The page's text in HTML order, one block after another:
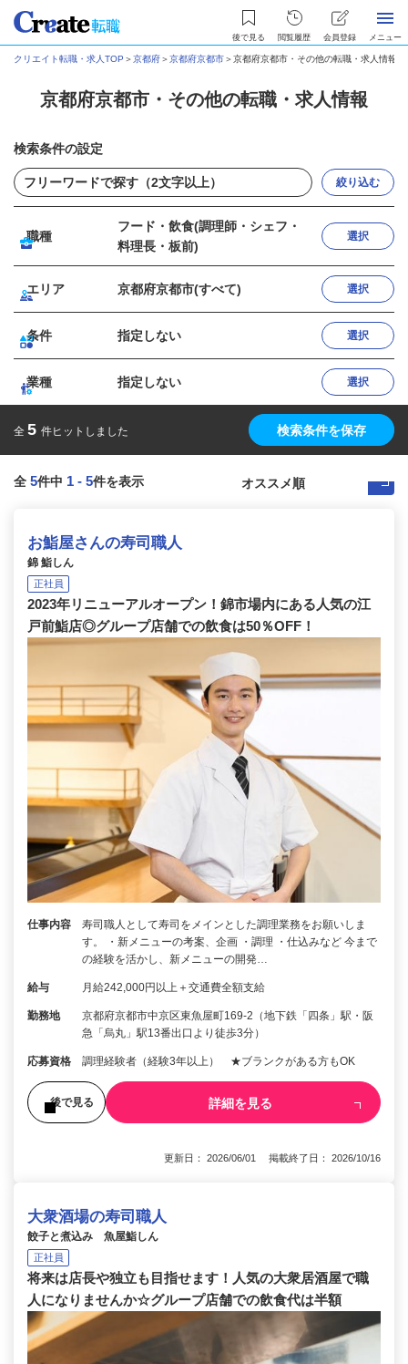
後で見る 閲覧履歴 会員登録 メニュー
クリエイト転職・求人TOP ＞京都府＞京都府京都市＞京都府京都市・その他の転職・求人情報
京都府京都市・その他の転職・求人情報
検索条件の設定
絞り込む
職種
フード・飲食(調理師・シェフ・
料理長・板前)
選択
エリア 京都府京都市(すべて) 選択
条件 指定しない 選択
業種 指定しない 選択
全 5 件ヒットしました 検索条件を保存
全 5件中 1 - 5件を表示
お鮨屋さんの寿司職人
錦 鮨しん
正社員
2023年リニューアルオープン！錦市場内にある人気の江
戸前鮨店◎グループ店舗での飲食は50％OFF！
仕事内容
寿司職人として寿司をメインとした調理業務をお願いしま
す。 ・新メニューの考案、企画 ・調理 ・仕込みなど 今まで
の経験を活かし、新メニューの開発…
給与 月給242,000円以上＋交通費全額支給
勤務地
京都府京都市中京区東魚屋町169-2（地下鉄「四条」駅・阪
急「烏丸」駅13番出口より徒歩3分）
応募資格 調理経験者（経験3年以上） ★ブランクがある方もOK
後で見る 詳細を見る
更新日： 2026/06/01 掲載終了日： 2026/10/16
大衆酒場の寿司職人
餃子と煮込み 魚屋鮨しん
正社員
将来は店長や独立も目指せます！人気の大衆居酒屋で職
人になりませんか☆グループ店舗での飲食代は半額